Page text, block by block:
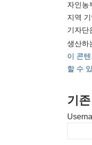
자인농
지역
기자단
생산하
이 콘
할 수
기